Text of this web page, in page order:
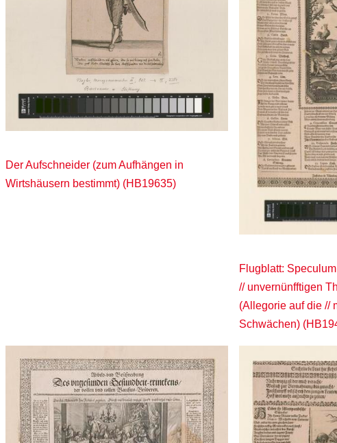
Der Aufschneider (zum Aufhängen in
Wirtshäusern bestimmt) (HB19635)
Flugblatt:
// unvernünfftigen
(Allegorie auf die //
Schwächen)